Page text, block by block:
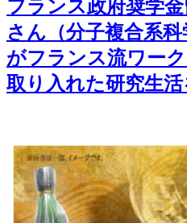
フランス政府奨学
さん（分子複合系科
がフランス流ワー
取り入れた研究生活